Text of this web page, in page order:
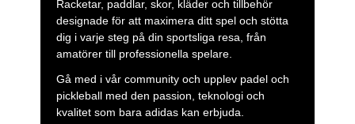
Design is another cornerstone of the Metalbone range.
With a modern, bold, and instantly recognizable aesthetic,
it visually conveys the core values of this family: power,
competitive focus and its orientation toward players who
push their game to the limit.
Racketar, paddlar, skor, kläder och tillbehör
designade för att maximera ditt spel och stötta
dig i varje steg på din sportsliga resa, från
amatörer till professionella spelare.
Gå med i vår community och upplev padel och
pickleball med den passion, teknologi och
kvalitet som bara adidas kan erbjuda.